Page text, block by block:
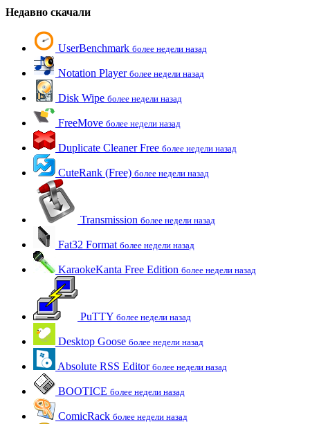
Недавно скачали
UserBenchmark более недели назад
Notation Player более недели назад
Disk Wipe более недели назад
FreeMove более недели назад
Duplicate Cleaner Free более недели назад
CuteRank (Free) более недели назад
Transmission более недели назад
Fat32 Format более недели назад
KaraokeKanta Free Edition более недели назад
PuTTY более недели назад
Desktop Goose более недели назад
Absolute RSS Editor более недели назад
BOOTICE более недели назад
ComicRack более недели назад